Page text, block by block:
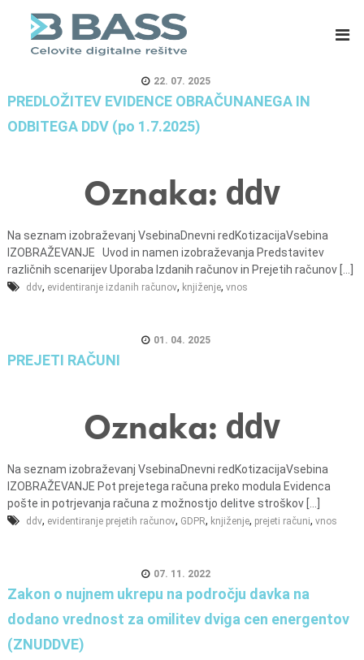
d
C
e
l
i
a
m
a
a
č
u
o
m
22. 07. 2025
PREDLOŽITEV EVIDENCE OBRAČUNANEGA IN
ODBITEGA DDV (po 1.7.2025)
Oznaka: ddv
Na seznam izobraževanj VsebinaDnevni redKotizacijaVsebina
IZOBRAŽEVANJE Uvod in namen izobraževanja Predstavitev
različnih scenarijev Uporaba Izdanih računov in Prejetih računov [...]
ddv, evidentiranje izdanih računov, knjiženje, vnos
01. 04. 2025
PREJETI RAČUNI
Oznaka: ddv
Na seznam izobraževanj VsebinaDnevni redKotizacijaVsebina
IZOBRAŽEVANJE Pot prejetega računa preko modula Evidenca
pošte in potrjevanja računa z možnostjo delitve stroškov [...]
ddv, evidentiranje prejetih računov, GDPR, knjiženje, prejeti računi, vnos
07. 11. 2022
Zakon o nujnem ukrepu na področju davka na
dodano vrednost za omilitev dviga cen energentov
(ZNUDDVE)